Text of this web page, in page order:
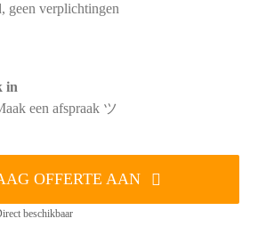
geen verplichtingen
in
een afspraak ツ
OFFERTE AAN
beschikbaar